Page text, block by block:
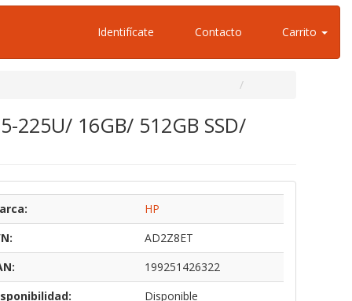
Identifícate Contacto Carrito
225U/ 16GB/ 512GB SSD/
HP
AD2Z8ET
199251426322
Disponible